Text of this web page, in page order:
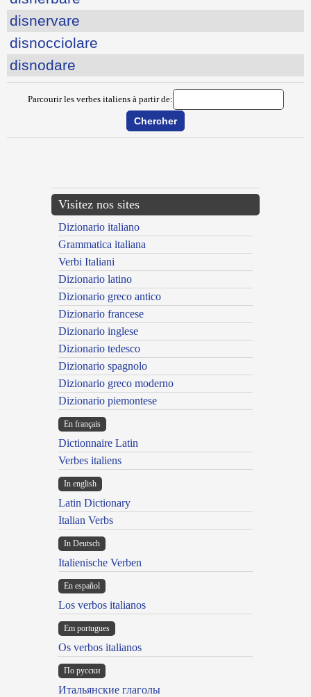
disnervare
disnocciolare
disnodare
Parcourir les verbes italiens à partir de:
Visitez nos sites
Dizionario italiano
Grammatica italiana
Verbi Italiani
Dizionario latino
Dizionario greco antico
Dizionario francese
Dizionario inglese
Dizionario tedesco
Dizionario spagnolo
Dizionario greco moderno
Dizionario piemontese
En français
Dictionnaire Latin
Verbes italiens
In english
Latin Dictionary
Italian Verbs
In Deutsch
Italienische Verben
En español
Los verbos italianos
Em portugues
Os verbos italianos
По русски
Итальянские глаголы